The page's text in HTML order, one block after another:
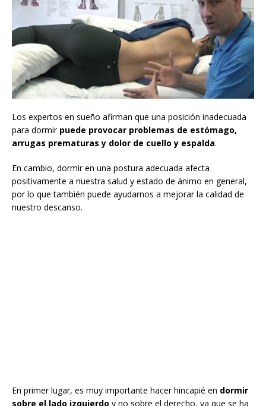
Los expertos en sueño afirman que una posición inadecuada
para dormir puede provocar problemas de estómago,
arrugas prematuras y dolor de cuello y espalda.
En cambio, dormir en una postura adecuada afecta
positivamente a nuestra salud y estado de ánimo en general,
por lo que también puede ayudarnos a mejorar la calidad de
nuestro descanso.
En primer lugar, es muy importante hacer hincapié en dormir
sobre el lado izquierdo y no sobre el derecho, ya que se ha